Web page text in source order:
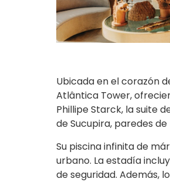
Ubicada en el corazón
Atlântica Tower,
Phillipe Starck, la suite
de Sucupira, paredes
Su piscina infinita de
urbano. La estadía
de seguridad. Además,